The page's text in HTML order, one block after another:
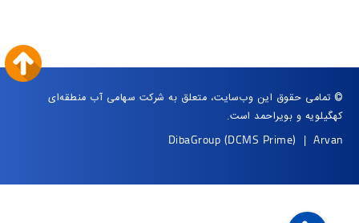
© تمامی حقوق این وب‌سایت، متعلق به شرکت سهامی آب منطقه‌ای
کهگیلویه و بویراحمد است.
DibaGroup (DCMS Prime) |Arvan